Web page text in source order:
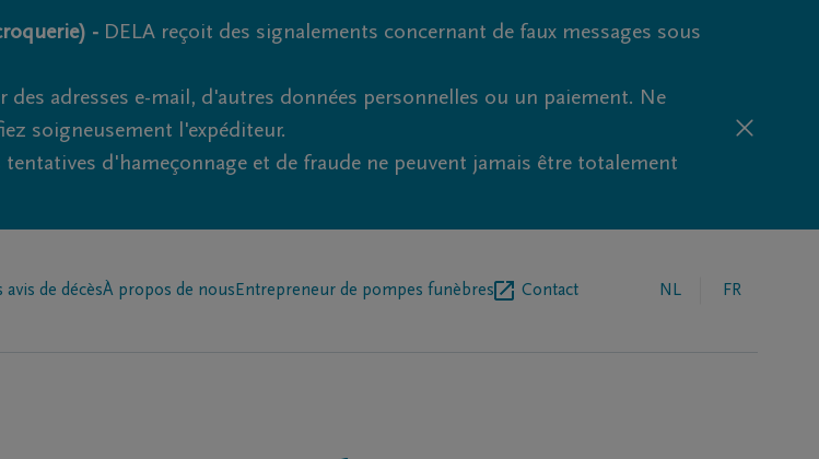
- DELA reçoit des signalements concernant de faux messages sous
adresses e-mail, d'autres données personnelles ou un paiement. Ne
soigneusement l'expéditeur.
d'hameçonnage et de fraude ne peuvent jamais être totalement
avis de décèsÀ propos de nous Entrepreneur de pompes funèbres Contact NL FR